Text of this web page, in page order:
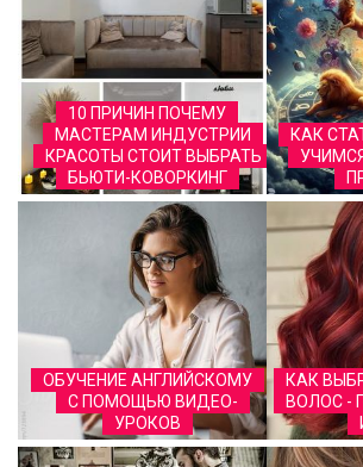
10 ПРИЧИН ПОЧЕМУ
МАСТЕРАМ ИНДУСТРИИ
КРАСОТЫ СТОИТ ВЫБРАТЬ
БЬЮТИ-КОВОРКИНГ
КАК
ОБУЧЕНИЕ АНГЛИЙСКОМУ
С ПОМОЩЬЮ ВИДЕО-
УРОКОВ
КАК
ВОЛОС -